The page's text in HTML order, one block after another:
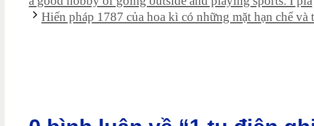
Hiến pháp 1787 của hoa kì có những mặt hạn chế và